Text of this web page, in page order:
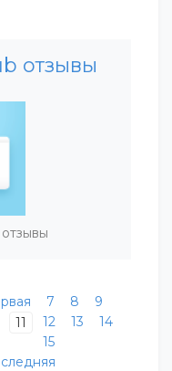
отзывы
7 8
9
11 12 13
14
15